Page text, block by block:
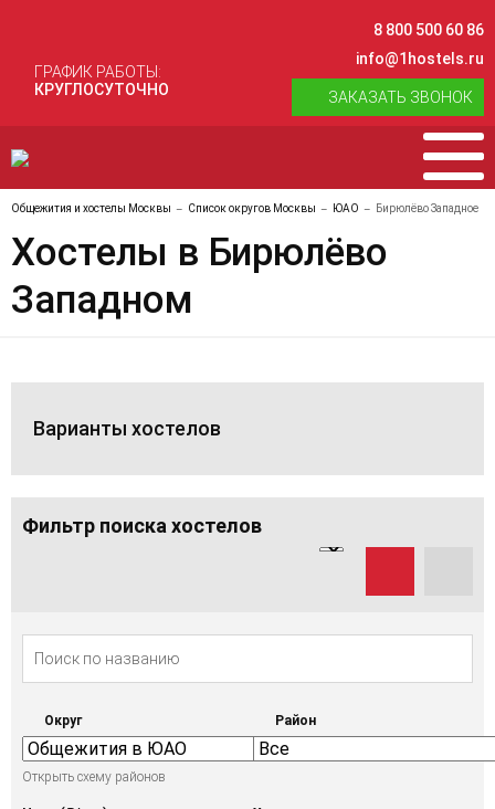
ГРАФИК РАБОТЫ:
КРУГЛОСУТОЧНО
8 800 500 60 86
info@1hostels.ru
ЗАКАЗАТЬ ЗВОНОК
Общежития и хостелы Москвы Список округов Москвы ЮАО Бирюлёво Западное
Хостелы в Бирюлёво
Западном
Варианты хостелов
Фильтр поиска хостелов
Округ
Открыть схему районов
Район